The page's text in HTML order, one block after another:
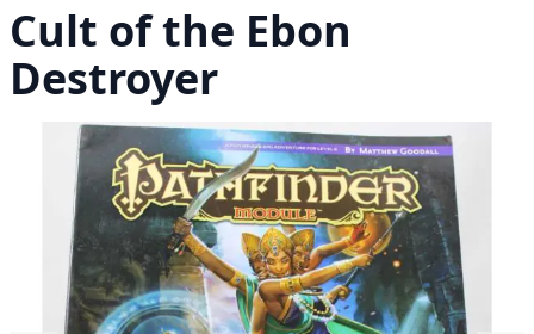
Cult of the Ebon
Destroyer